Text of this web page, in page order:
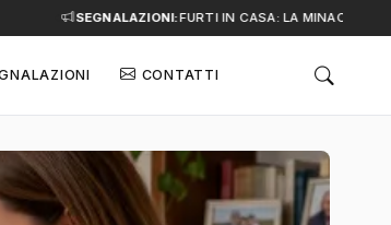
SEGNALAZIONI:FURTI IN CASA: LA MINACCIA
CONTATTI